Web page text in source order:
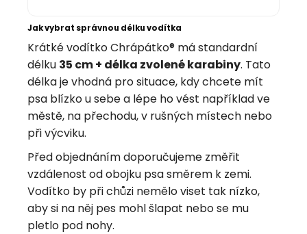
Jak vybrat správnou délku vodítka
Krátké vodítko Chrápátko® má standardní
délku 35 cm + délka zvolené karabiny. Tato
délka je vhodná pro situace, kdy chcete mít
psa blízko u sebe a lépe ho vést například ve
městě, na přechodu, v rušných místech nebo
při výcviku.
Před objednáním doporučujeme změřit
vzdálenost od obojku psa směrem k zemi.
Vodítko by při chůzi nemělo viset tak nízko,
aby si na něj pes mohl šlapat nebo se mu
pletlo pod nohy.